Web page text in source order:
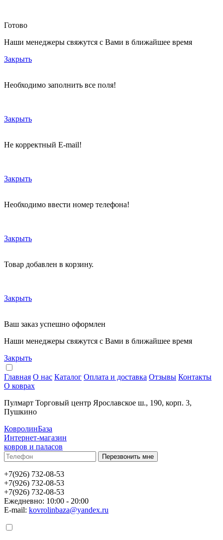
Готово
Наши менеджеры свяжутся с Вами в ближайшее время
Закрыть
Необходимо заполнить все поля!
Закрыть
Не корректный E-mail!
Закрыть
Необходимо ввести номер телефона!
Закрыть
Товар добавлен в корзину.
Закрыть
Ваш заказ успешно оформлен
Наши менеджеры свяжутся с Вами в ближайшее время
Закрыть
Главная О нас Каталог Оплата и доставка Отзывы Контакты
О коврах
Пулмарт Торговый центр Ярославское ш., 190, корп. 3,
Пушкино
КовролинБаза
Интернет-магазин
ковров и паласов
+7(926) 732-08-53
+7(926) 732-08-53
+7(926) 732-08-53
Ежедневно: 10:00 - 20:00
E-mail: kovrolinbaza@yandex.ru